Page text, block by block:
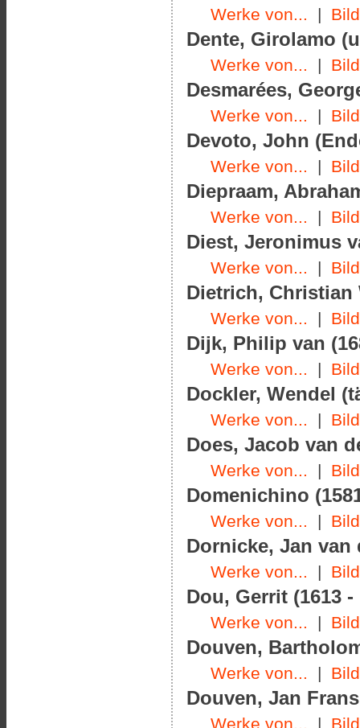
Werke von... |
Dente, Girolamo
Werke von... |
Desmarées,
Werke von... |
Devoto, John
Werke von... |
Diepraam,
Werke von... |
Diest, Jeronimus
Werke von... |
Dietrich, Christian
Werke von... |
Dijk, Philip van
Werke von... |
Dockler, Wendel
Werke von... |
Does, Jacob van
Werke von... |
Domenichino
Werke von... |
Dornicke, Jan van
Werke von... |
Dou, Gerrit (1613 -
Werke von... |
Douven,
Werke von... |
Douven, Jan
Werke von... |